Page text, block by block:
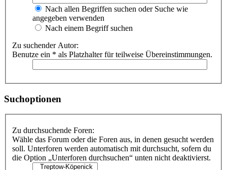
Nach allen Begriffen suchen oder Suche wie
angegeben verwenden
Nach einem Begriff suchen
Zu suchender Autor:
Benutze ein * als Platzhalter für teilweise Übereinstimmungen.
Suchoptionen
Zu durchsuchende Foren:
Wähle das Forum oder die Foren aus, in denen gesucht werden
soll. Unterforen werden automatisch mit durchsucht, sofern du
die Option „Unterforen durchsuchen“ unten nicht deaktivierst.